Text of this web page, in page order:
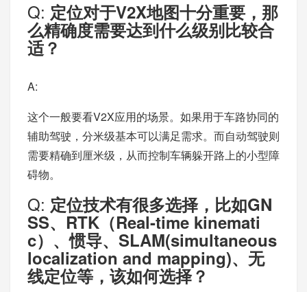
Q: 定位对于V2X地图十分重要，那
么精确度需要达到什么级别比较合
适？
A:
这个一般要看V2X应用的场景。如果用于车路协同的
辅助驾驶，分米级基本可以满足需求。而自动驾驶则
需要精确到厘米级，从而控制车辆躲开路上的小型障
碍物。
Q: 定位技术有很多选择，比如GN
SS、RTK（Real-time kinemati
c）、惯导、SLAM(simultaneous
localization and mapping)、无
线定位等，该如何选择？